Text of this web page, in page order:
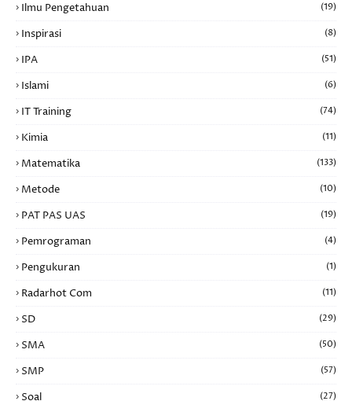
Ilmu Pengetahuan (19)
Inspirasi (8)
IPA (51)
Islami (6)
IT Training (74)
Kimia (11)
Matematika (133)
Metode (10)
PAT PAS UAS (19)
Pemrograman (4)
Pengukuran (1)
Radarhot Com (11)
SD (29)
SMA (50)
SMP (57)
Soal (27)